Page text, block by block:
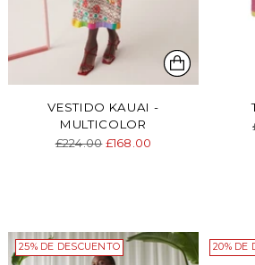
VESTIDO KAUAI -
MULTICOLOR
Precio
£224.00 £168.00
25% DE DESCUENTO 20% DE